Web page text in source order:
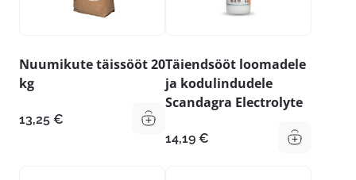
Nuumikute täissööt 20
kg
13,25 €
Täiendsööt loomadele
ja kodulindudele
Scandagra Electrolyte
14,19 €